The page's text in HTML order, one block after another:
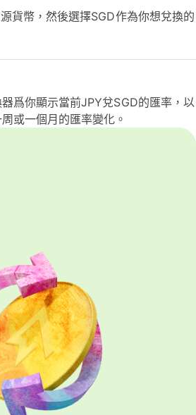
貨幣，然後選擇SGD作為你想兌換的
爲你顯示當前JPY兌SGD的匯率，以
或一個月的匯率變化。